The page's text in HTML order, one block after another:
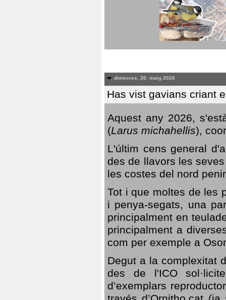
dimecres, 20. maig 2026
Has vist gavians criant
Aquest any 2026,
(Larus michahellis),
L'últim cens general
des de llavors les
les costes del nord
Tot i que moltes de les
i penya-segats, una
principalment en
principalment a
com per exemple a
Degut a la complexitat
des de l'ICO
d’exemplars